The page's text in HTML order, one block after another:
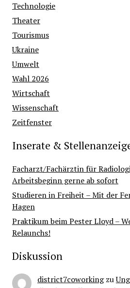
Technologie
Theater
Tourismus
Ukraine
Umwelt
Wahl 2026
Wirtschaft
Wissenschaft
Zeitfenster
Inserate &
Facharzt/Fachärztin für
Arbeitsbeginn gerne ab sofort
Studieren in Freiheit – Mit der
Hagen
Praktikum beim Pester Lloyd –
Relaunchs!
Diskussion
district7coworkingzu